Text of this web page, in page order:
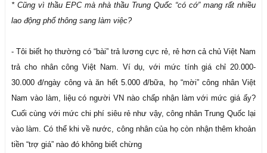
* Cũng vì thầu EPC mà nhà thầu Trung Quốc “có cớ” mang rất nhiều
lao động phổ thông sang làm việc?
- Tôi biết họ thường có “bài” trả lương cực rẻ, rẻ hơn cả chủ Việt Nam
trả cho nhân công Việt Nam. Ví dụ, với mức tính giá chỉ 20.000-
30.000 đ/ngày công và ăn hết 5.000 đ/bữa, họ “mời” công nhân Việt
Nam vào làm, liệu có người VN nào chấp nhận làm với mức giá ấy?
Cuối cùng với mức chi phí siêu rẻ như vậy, công nhân Trung Quốc lại
vào làm. Có thể khi về nước, công nhân của họ còn nhận thêm khoản
tiền “trợ giá” nào đó không biết chừng